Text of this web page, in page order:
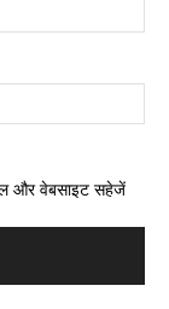
और वेबसाइट सहेजें